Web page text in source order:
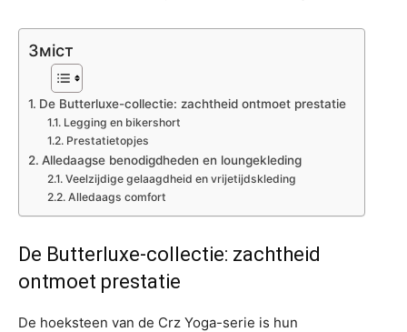
Зміст
De Butterluxe-collectie: zachtheid ontmoet prestatie
Legging en bikershort
Prestatietopjes
Alledaagse benodigdheden en loungekleding
Veelzijdige gelaagdheid en vrijetijdskleding
Alledaags comfort
De Butterluxe-collectie: zachtheid
ontmoet prestatie
De hoeksteen van de Crz Yoga-serie is hun